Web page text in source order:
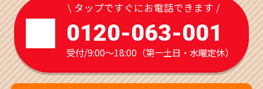
\ タップですぐにお電話できます /
0120-063-001
受付/9:00～18:00（第一土日・水曜定休）